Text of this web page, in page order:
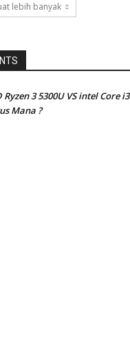
lebih banyak
Ryzen 3 5300U VS intel Core i3
Mana ?